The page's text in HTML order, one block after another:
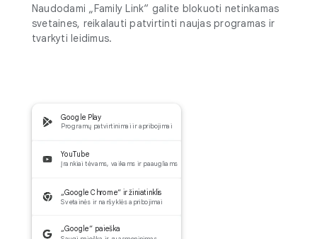
Naudodami „Family Link“ galite blokuoti netinkamas
svetaines, reikalauti patvirtinti naujas programas ir
tvarkyti leidimus.
Google Play
Programų patvirtinimai ir apribojimai
YouTube
Įrankiai tėvams, vaikams ir paaugliams
„Google Chrome“ ir žiniatinklis
Svetainės ir naršyklės apribojimai
„Google“ paieška